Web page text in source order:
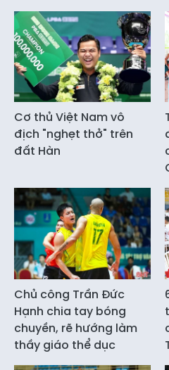
Cơ thủ Việt Nam vô
địch "nghẹt thở" trên
đất Hàn
Chủ công Trần Đức
Hạnh chia tay bóng
chuyền, rẽ hướng làm
thầy giáo thể dục